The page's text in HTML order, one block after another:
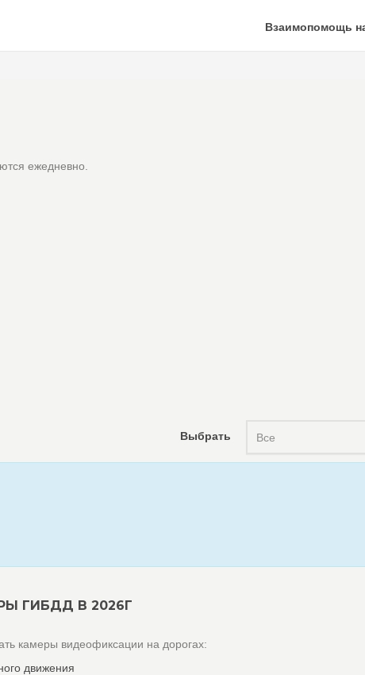
Взаимопомощь
ежедневно.
Выбрать Все
ГИБДД В 2026Г
камеры видеофиксации на дорогах:
движения